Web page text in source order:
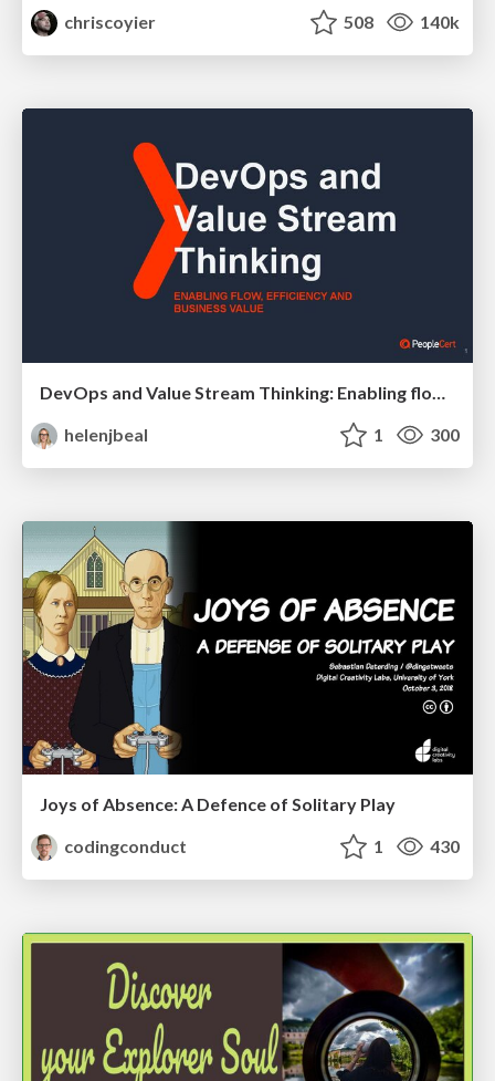
chriscoyier
508 140k
DevOps and Value Stream Thinking: Enabling flow, efficiency and business value
helenjbeal
1 300
Joys of Absence: A Defence of Solitary Play
codingconduct
1 430